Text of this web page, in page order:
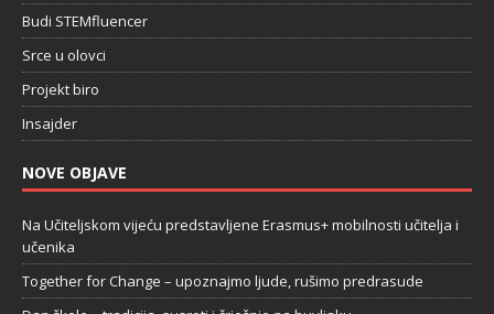
Budi STEMfluencer
Srce u olovci
Projekt biro
Insajder
NOVE OBJAVE
Na Učiteljskom vijeću predstavljene Erasmus+ mobilnosti učitelja i
učenika
Together for Change – upoznajmo ljude, rušimo predrasude